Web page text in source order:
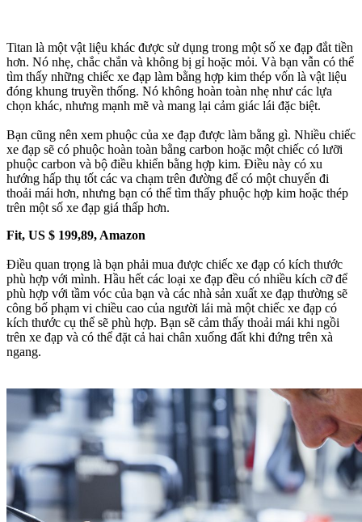
Titan là một vật liệu khác được sử dụng trong một số xe đạp đắt tiền
hơn. Nó nhẹ, chắc chắn và không bị gỉ hoặc mỏi. Và bạn vẫn có thể
tìm thấy những chiếc xe đạp làm bằng hợp kim thép vốn là vật liệu
đóng khung truyền thống. Nó không hoàn toàn nhẹ như các lựa
chọn khác, nhưng mạnh mẽ và mang lại cảm giác lái đặc biệt.
Bạn cũng nên xem phuộc của xe đạp được làm bằng gì. Nhiều chiếc
xe đạp sẽ có phuộc hoàn toàn bằng carbon hoặc một chiếc có lưỡi
phuộc carbon và bộ điều khiển bằng hợp kim. Điều này có xu
hướng hấp thụ tốt các va chạm trên đường để có một chuyến đi
thoải mái hơn, nhưng bạn có thể tìm thấy phuộc hợp kim hoặc thép
trên một số xe đạp giá thấp hơn.
Fit, US $ 199,89, Amazon
Điều quan trọng là bạn phải mua được chiếc xe đạp có kích thước
phù hợp với mình. Hầu hết các loại xe đạp đều có nhiều kích cỡ để
phù hợp với tầm vóc của bạn và các nhà sản xuất xe đạp thường sẽ
công bố phạm vi chiều cao của người lái mà một chiếc xe đạp có
kích thước cụ thể sẽ phù hợp. Bạn sẽ cảm thấy thoải mái khi ngồi
trên xe đạp và có thể đặt cả hai chân xuống đất khi đứng trên xà
ngang.